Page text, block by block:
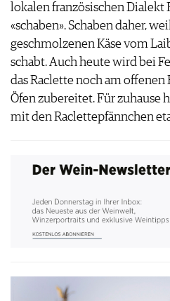
FAQ
lokalen französischen Dialekt
«schaben». Schaben daher,
geschmolzenen Käse vom
schabt. Auch heute wird bei
das Raclette noch am
Öfen zubereitet. Für zuhause
mit den Raclettepfännchen